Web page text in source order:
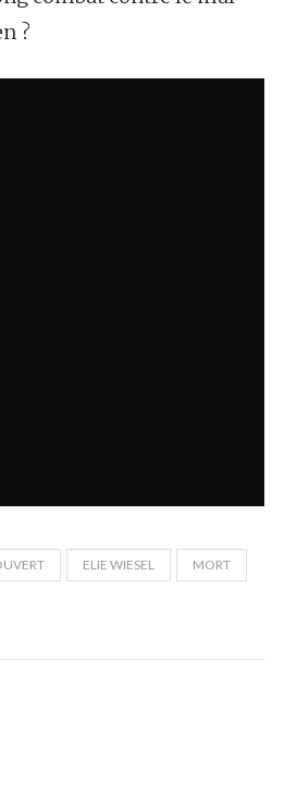
?
ELIE WIESEL MORT